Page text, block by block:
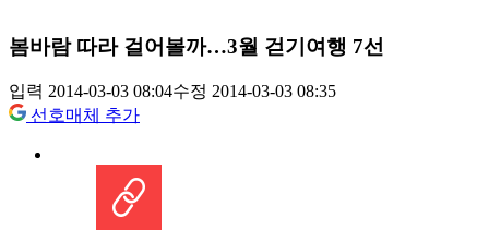
봄바람 따라 걸어볼까…3월 걷기여행 7선
입력 2014-03-03 08:04수정 2014-03-03 08:35
선호매체 추가